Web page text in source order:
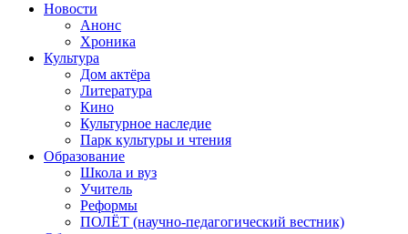
Новости
Анонс
Хроника
Культура
Дом актёра
Литература
Кино
Культурное наследие
Парк культуры и чтения
Образование
Школа и вуз
Учитель
Реформы
ПОЛЁТ (научно-педагогический вестник)